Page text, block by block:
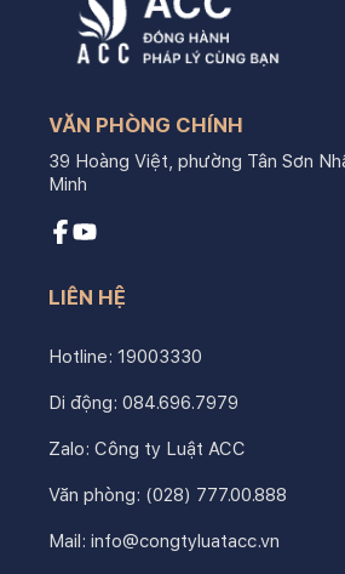
VĂN PHÒNG CHÍNH
39 Hoàng Việt, phường Tân Sơn
Minh
LIÊN HỆ
Hotline: 19003330
Di động: 084.696.7979
Zalo: Công ty Luật ACC
Văn phòng: (028) 777.00.888
Mail: info@congtyluatacc.vn